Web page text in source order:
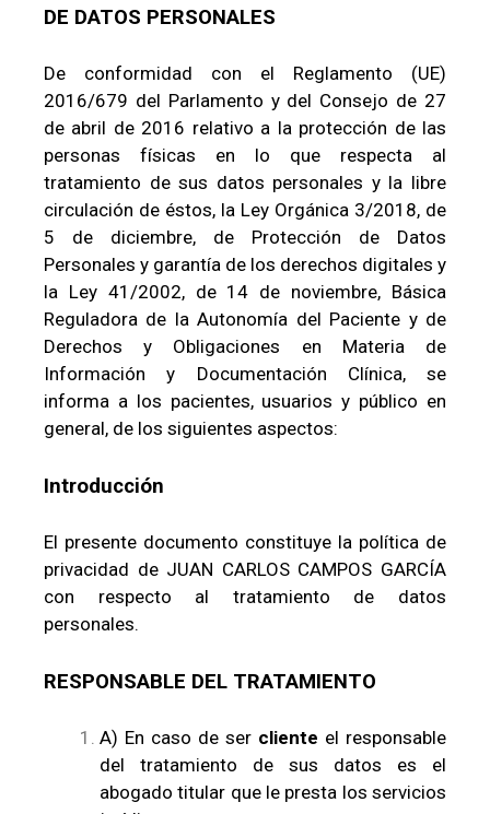
DE DATOS PERSONALES
De conformidad con el Reglamento (UE)
2016/679 del Parlamento y del Consejo de 27
de abril de 2016 relativo a la protección de las
personas físicas en lo que respecta al
tratamiento de sus datos personales y la libre
circulación de éstos, la Ley Orgánica 3/2018, de
5 de diciembre, de Protección de Datos
Personales y garantía de los derechos digitales y
la Ley 41/2002, de 14 de noviembre, Básica
Reguladora de la Autonomía del Paciente y de
Derechos y Obligaciones en Materia de
Información y Documentación Clínica, se
informa a los pacientes, usuarios y público en
general, de los siguientes aspectos:
Introducción
El presente documento constituye la política de
privacidad de JUAN CARLOS CAMPOS GARCÍA
con respecto al tratamiento de datos
personales.
RESPONSABLE DEL TRATAMIENTO
A) En caso de ser cliente el responsable
del tratamiento de sus datos es el
abogado titular que le presta los servicios